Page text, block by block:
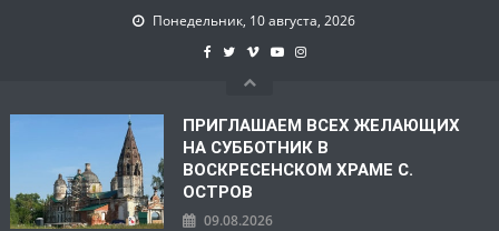
Понедельник, 10 августа, 2026
ПРИГЛАШАЕМ ВСЕХ ЖЕЛАЮЩИХ
НА СУББОТНИК В
ВОСКРЕСЕНСКОМ ХРАМЕ С.
ОСТРОВ
09.08.2026